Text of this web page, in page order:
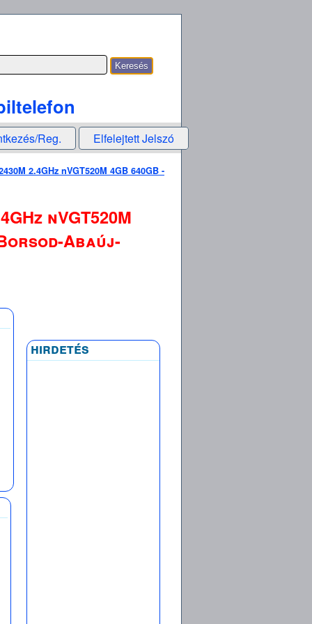
Reg. Elfelejtett Jelszó
2.4GHz nVGT520M 4GB 640GB -
nVGT520M
Abaúj-
hirdetés